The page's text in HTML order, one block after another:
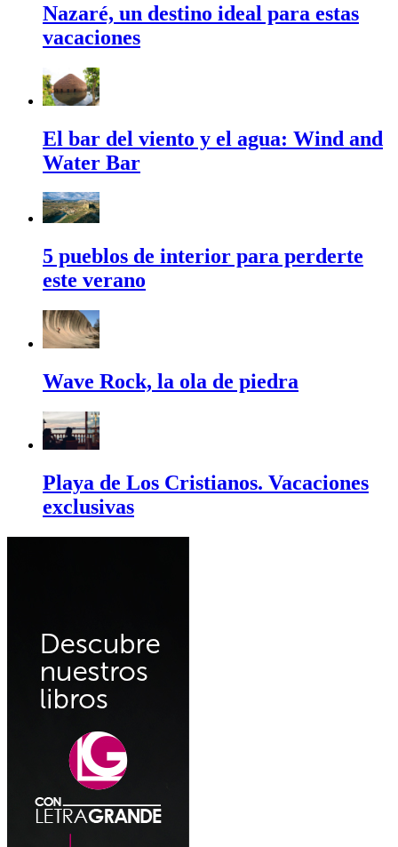
Nazaré, un destino ideal para estas
vacaciones
El bar del viento y el agua: Wind and
Water Bar
5 pueblos de interior para perderte
este verano
Wave Rock, la ola de piedra
Playa de Los Cristianos. Vacaciones
exclusivas